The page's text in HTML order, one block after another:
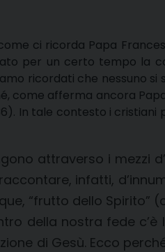
ci ricorda Papa
per un certo tempo la
ricordati che nessuno si
come afferma ancora
In tale contesto i
attraverso i mezzi
infatti,
“frutto dello Spirito”
della nostra fede c’è
di Gesù. Ecco